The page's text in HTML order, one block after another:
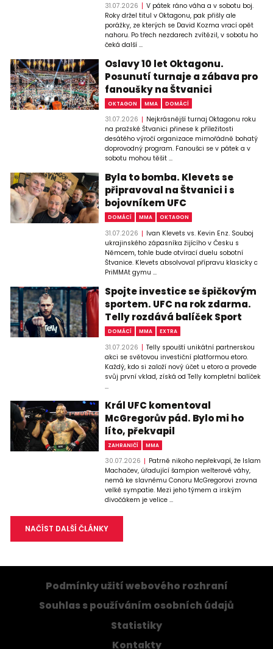
31.07.2026
V pátek ráno váha a v sobotu boj.
Roky držel titul v Oktagonu, pak přišly ale
porážky, ze kterých se David Kozma vrací opět
nahoru. Po třech nezdarech zvítězil, v sobotu ho
čeká další ...
Oslavy 10 let Oktagonu.
Posunutí turnaje a zábava pro
fanoušky na Štvanici
OKTAGON MMA DOMÁCÍ
31.07.2026
Nejkrásnější turnaj Oktagonu roku
na pražské Štvanici přinese k příležitosti
desátého výročí organizace mimořádně bohatý
doprovodný program. Fanoušci se v pátek a v
sobotu mohou těšit ...
Byla to bomba. Klevets se
připravoval na Štvanici i s
bojovníkem UFC
DOMÁCÍ MMA OKTAGON
31.07.2026
Ivan Klevets vs. Kevin Enz. Souboj
ukrajinského zápasníka žijícího v Česku s
Němcem, tohle bude otvírací duelu sobotní
Štvanice. Klevets absolvoval přípravu klasicky c
PriMMAt gymu ...
Spojte investice se špičkovým
sportem. UFC na rok zdarma.
Telly rozdává balíček Sport
DOMÁCÍ MMA EXTRA
31.07.2026
Telly spouští unikátní partnerskou
akci se světovou investiční platformou etoro.
Každý, kdo si založí nový účet u etoro a provede
svůj první vklad, získá od Telly kompletní balíček
...
Král UFC komentoval
McGregorův pád. Bylo mi ho
líto, překvapil
ZAHRANIČÍ MMA
30.07.2026
Patrně nikoho nepřekvapí, že Islam
Machačev, úřadující šampion welterové váhy,
nemá ke slavnému Conoru McGregorovi zrovna
velké sympatie. Mezi jeho týmem a irským
divočákem je velice ...
NAČÍST DALŠÍ ČLÁNKY
Podmínky užití webového rozhraní
Souhlas s používáním osobních údajů
Statistiky
Kontakty